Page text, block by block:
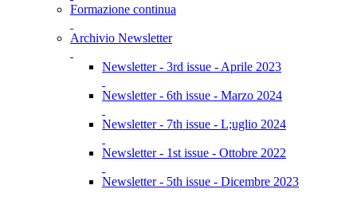
Formazione continua
Archivio Newsletter
Newsletter - 3rd issue - Aprile 2023
Newsletter - 6th issue - Marzo 2024
Newsletter - 7th issue - L;uglio 2024
Newsletter - 1st issue - Ottobre 2022
Newsletter - 5th issue - Dicembre 2023